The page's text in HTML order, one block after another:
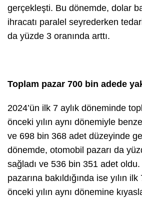
gerçekleşti. Bu dönemde, dolar
ihracatı paralel seyrederken
da yüzde 3 oranında arttı.
Toplam pazar 700 bin adede
2024’ün ilk 7 aylık döneminde
önceki yılın aynı dönemiyle
ve 698 bin 368 adet düzeyinde
dönemde, otomobil pazarı da
sağladı ve 536 bin 351 adet
pazarına bakıldığında ise yılın
önceki yılın aynı dönemine